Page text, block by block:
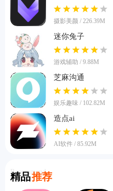
摄影美颜 / 226.39M
迷你兔子
游戏辅助 / 9.88M
芝麻沟通
娱乐趣味 / 102.82M
造点ai
AI软件 / 85.92M
精品推荐
Recommend